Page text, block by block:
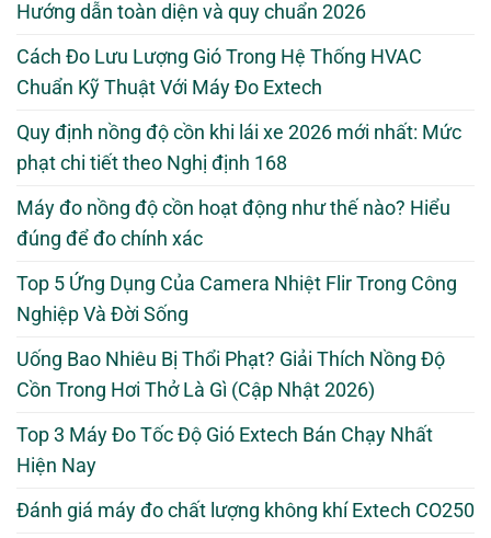
Hướng dẫn toàn diện và quy chuẩn 2026
Cách Đo Lưu Lượng Gió Trong Hệ Thống HVAC
Chuẩn Kỹ Thuật Với Máy Đo Extech
Quy định nồng độ cồn khi lái xe 2026 mới nhất: Mức
phạt chi tiết theo Nghị định 168
Máy đo nồng độ cồn hoạt động như thế nào? Hiểu
đúng để đo chính xác
Top 5 Ứng Dụng Của Camera Nhiệt Flir Trong Công
Nghiệp Và Đời Sống
Uống Bao Nhiêu Bị Thổi Phạt? Giải Thích Nồng Độ
Cồn Trong Hơi Thở Là Gì (Cập Nhật 2026)
Top 3 Máy Đo Tốc Độ Gió Extech Bán Chạy Nhất
Hiện Nay
Đánh giá máy đo chất lượng không khí Extech CO250